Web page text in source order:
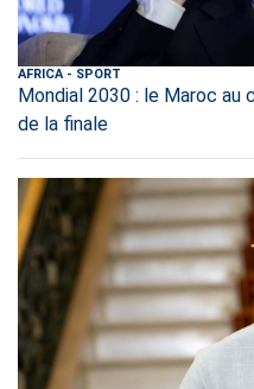
AFRICA- SPORT
Mondial 2030 : le Maroc au
de la finale